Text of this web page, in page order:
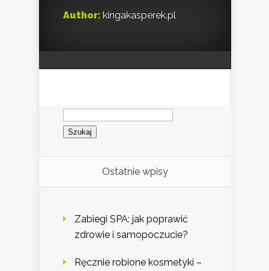
Author: kingakasperek.pl
Szukaj:
Ostatnie wpisy
Zabiegi SPA: jak poprawić
zdrowie i samopoczucie?
Ręcznie robione kosmetyki –